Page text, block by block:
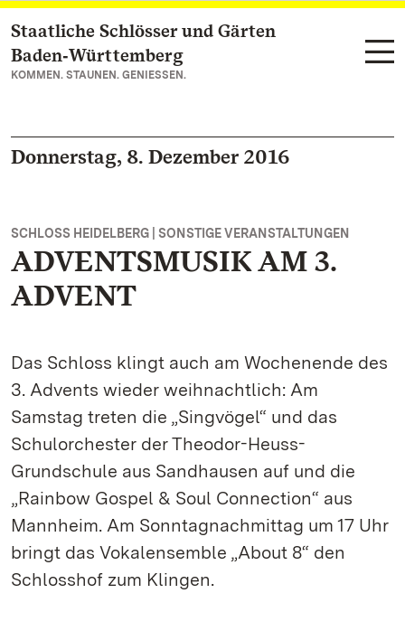
Zum Hauptinhalt springen
Staatliche Schlösser und Gärten
Baden‑Württemberg
KOMMEN. STAUNEN. GENIESSEN.
Donnerstag, 8. Dezember 2016
SCHLOSS HEIDELBERG | SONSTIGE VERANSTALTUNGEN
ADVENTSMUSIK AM 3.
ADVENT
Das Schloss klingt auch am Wochenende des
3. Advents wieder weihnachtlich: Am
Samstag treten die „Singvögel“ und das
Schulorchester der Theodor-Heuss-
Grundschule aus Sandhausen auf und die
„Rainbow Gospel & Soul Connection“ aus
Mannheim. Am Sonntagnachmittag um 17 Uhr
bringt das Vokalensemble „About 8“ den
Schlosshof zum Klingen.